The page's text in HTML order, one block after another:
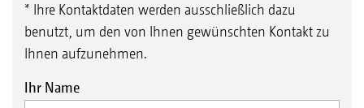
* Ihre Kontaktdaten werden ausschließlich dazu
benutzt, um den von Ihnen gewünschten Kontakt zu
Ihnen aufzunehmen.
Ihr Name